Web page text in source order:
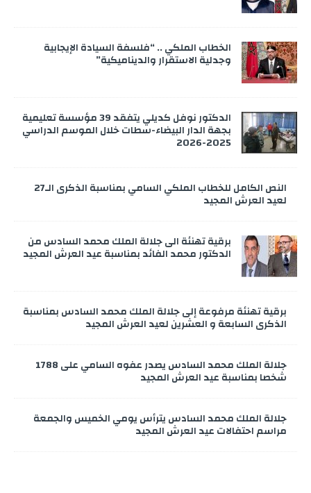
الخطاب الملكي .. “فلسفة السيادة الإيجابية
وجدلية الاستقرار والديناميكية”
الدكتور نوفل كديلي يتفقد 39 مؤسسة تعليمية
بجهة الدار البيضاء-سطات خلال الموسم الدراسي
2025-2026
النص الكامل للخطاب الملكي السامي بمناسبة الذكرى الـ27
لعيد العرش المجيد
برقية تهنئة الى جلالة الملك محمد السادس من
الدكتور محمد الفائد بمناسبة عيد العرش المجيد
برقية تهنئة مرفوعة إلى جلالة الملك محمد السادس بمناسبة
الذكرى السابعة و العشرين لعيد العرش المجيد
جلالة الملك محمد السادس يصدر عفوه السامي على 1788
شخصا بمناسبة عيد العرش المجيد
جلالة الملك محمد السادس يترأس يومي الخميس والجمعة
مراسم احتفالات عيد العرش المجيد